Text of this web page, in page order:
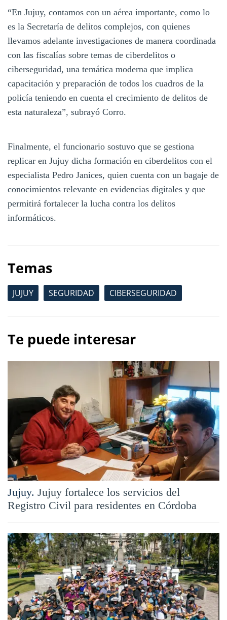
“En Jujuy, contamos con un aérea importante, como lo
es la Secretaría de delitos complejos, con quienes
llevamos adelante investigaciones de manera coordinada
con las fiscalías sobre temas de ciberdelitos o
ciberseguridad, una temática moderna que implica
capacitación y preparación de todos los cuadros de la
policía teniendo en cuenta el crecimiento de delitos de
esta naturaleza”, subrayó Corro.
Finalmente, el funcionario sostuvo que se gestiona
replicar en Jujuy dicha formación en ciberdelitos con el
especialista Pedro Janices, quien cuenta con un bagaje de
conocimientos relevante en evidencias digitales y que
permitirá fortalecer la lucha contra los delitos
informáticos.
Temas
JUJUY SEGURIDAD CIBERSEGURIDAD
Te puede interesar
Jujuy. Jujuy fortalece los servicios del
Registro Civil para residentes en Córdoba